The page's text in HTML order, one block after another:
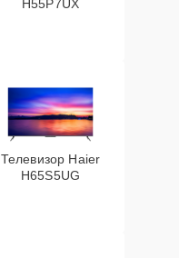
H55P7UX
Телевизор Haier
H65S5UG